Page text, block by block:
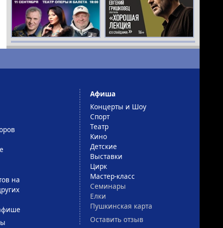
на
Афиша
Концерты и Шоу
Спорт
Театр
Кино
Детские
Выставки
Цирк
Мастер-класс
Семинары
Елки
Пушкинская карта
Оставить отзыв